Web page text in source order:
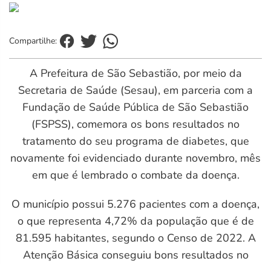
Compartilhe:
A Prefeitura de São Sebastião, por meio da
Secretaria de Saúde (Sesau), em parceria com a
Fundação de Saúde Pública de São Sebastião
(FSPSS), comemora os bons resultados no
tratamento do seu programa de diabetes, que
novamente foi evidenciado durante novembro, mês
em que é lembrado o combate da doença.
O município possui 5.276 pacientes com a doença,
o que representa 4,72% da população que é de
81.595 habitantes, segundo o Censo de 2022. A
Atenção Básica conseguiu bons resultados no